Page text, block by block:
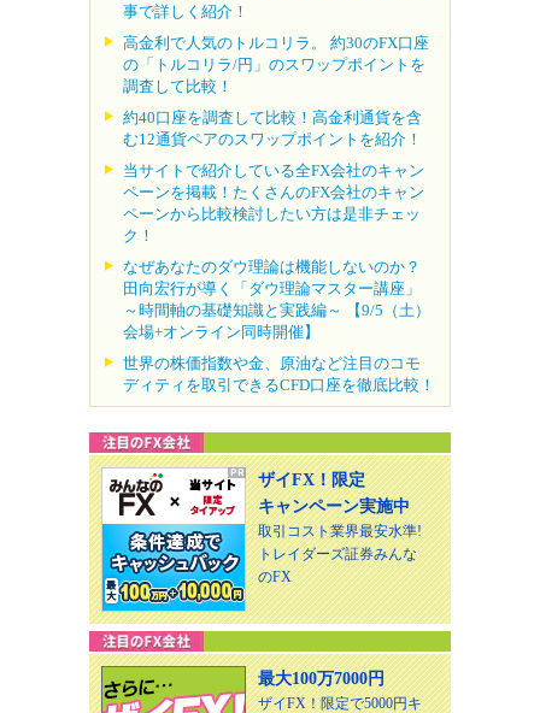
事で詳しく紹介！
高金利で人気のトルコリラ。 約30のFX口座
の「トルコリラ/円」のスワップポイントを
調査して比較！
約40口座を調査して比較！高金利通貨を含
む12通貨ペアのスワップポイントを紹介！
当サイトで紹介している全FX会社のキャン
ペーンを掲載！たくさんのFX会社のキャン
ペーンから比較検討したい方は是非チェッ
ク！
なぜあなたのダウ理論は機能しないのか？
田向宏行が導く「ダウ理論マスター講座」
～時間軸の基礎知識と実践編～ 【9/5（土）
会場+オンライン同時開催】
世界の株価指数や金、原油など注目のコモ
ディティを取引できるCFD口座を徹底比較！
ザイFX！限定
キャンペーン実施中
取引コスト業界最安水準!
トレイダーズ証券みんな
のFX
最大100万7000円
ザイFX！限定で5000円キ